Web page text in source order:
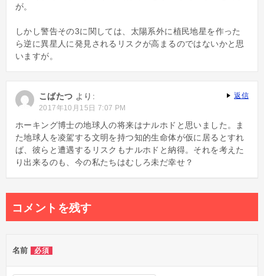
が。
しかし警告その3に関しては、太陽系外に植民地星を作った
ら逆に異星人に発見されるリスクが高まるのではないかと思
いますが。
こばたつ より:
2017年10月15日 7:07 PM
ホーキング博士の地球人の将来はナルホドと思いました。ま
た地球人を凌駕する文明を持つ知的生命体が仮に居るとすれ
ば、彼らと遭遇するリスクもナルホドと納得。それを考えた
り出来るのも、今の私たちはむしろ未だ幸せ？
返信
コメントを残す
名前 必須